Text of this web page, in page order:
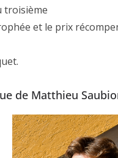
troisième
et le prix
de Matthieu
: au seuil des
2026